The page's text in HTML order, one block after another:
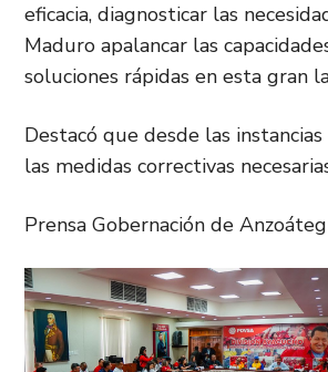
eficacia, diagnosticar las
Maduro apalancar las
soluciones rápidas en esta gran
Destacó que desde las
las medidas correctivas
Prensa Gobernación de